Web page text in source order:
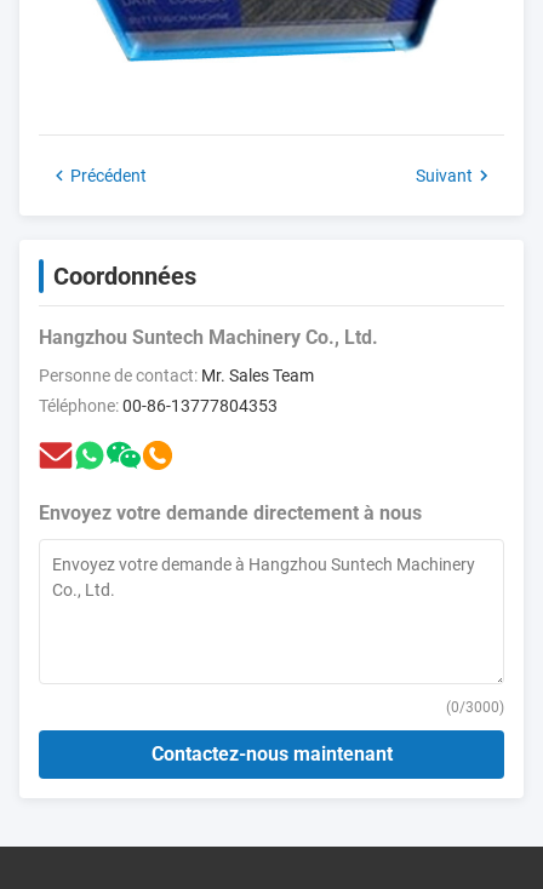
Précédent Suivant
Coordonnées
Hangzhou Suntech Machinery Co., Ltd.
Personne de contact: Mr. Sales Team
Téléphone:00-86-13777804353
Envoyez votre demande directement à nous
(0/3000)
Contactez-nous maintenant